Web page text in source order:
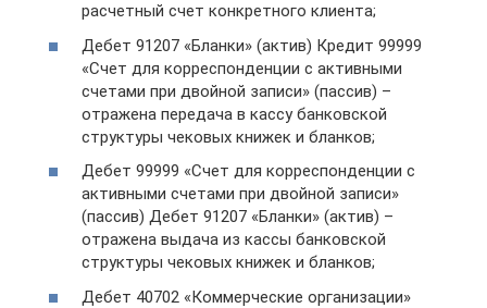
расчетный счет конкретного клиента;
Дебет 91207 «Бланки» (актив) Кредит 99999
«Счет для корреспонденции с активными
счетами при двойной записи» (пассив) –
отражена передача в кассу банковской
структуры чековых книжек и бланков;
Дебет 99999 «Счет для корреспонденции с
активными счетами при двойной записи»
(пассив) Дебет 91207 «Бланки» (актив) –
отражена выдача из кассы банковской
структуры чековых книжек и бланков;
Дебет 40702 «Коммерческие организации»